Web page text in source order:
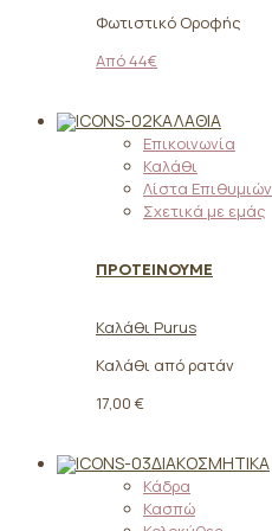
Φωτιστικό Οροφής
Από 44€
ΚΑΛΆΘΙΑ
Επικοινωνία
Καλάθι
Λίστα Επιθυμιών
Σχετικά με εμάς
ΠΡΟΤΕΙΝΟΥΜΕ
Καλάθι Purus
Καλάθι από ρατάν
17,00 €
ΔΙΑΚΟΣΜΗΤΙΚΆ
Κάδρα
Κασπώ